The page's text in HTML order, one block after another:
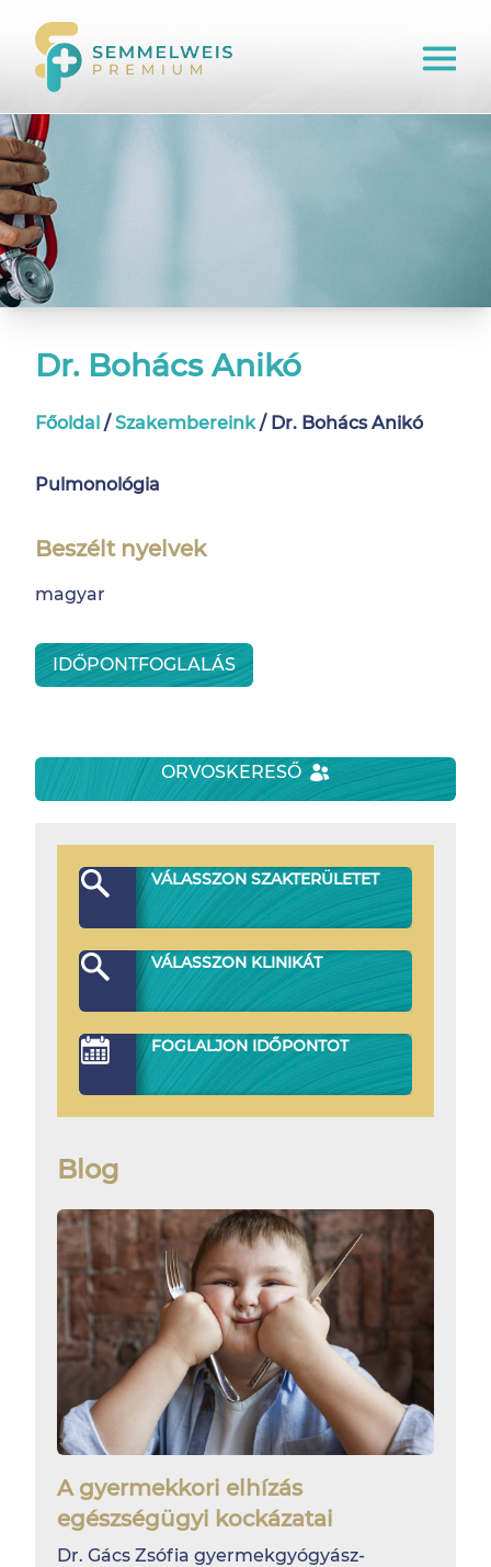
Dr. Bohács Anikó
Főoldal / Szakembereink /Dr. Bohács Anikó
Pulmonológia
Beszélt nyelvek
magyar
IDŐPONTFOGLALÁS
ORVOSKERESŐ
VÁLASSZON SZAKTERÜLETET
VÁLASSZON KLINIKÁT
FOGLALJON IDŐPONTOT
Blog
A gyermekkori elhízás
egészségügyi kockázatai
Dr. Gács Zsófia gyermekgyógyász-